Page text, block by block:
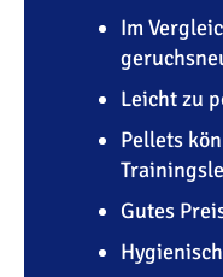
Im
Leicht zu
Pellets
Gutes